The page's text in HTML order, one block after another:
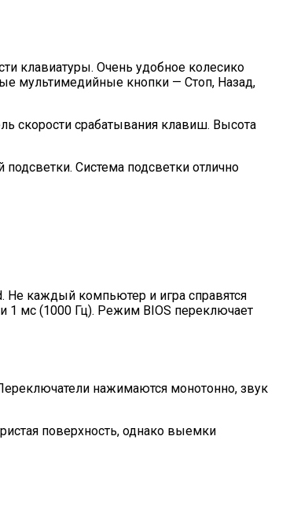
клавиатуры. Очень удобное колесико
мультимедийные кнопки — Стоп, Назад,
скорости срабатывания клавиш. Высота
Система подсветки отлично
Не каждый компьютер и игра справятся
1 мс (1000 Гц). Режим BIOS переключает
нажимаются монотонно, звук
поверхность, однако выемки